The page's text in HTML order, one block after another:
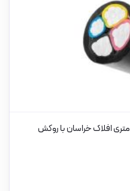
کابل قدرت آلومینیوم 3 در 25+50 متری افلاک خراسان با روکش